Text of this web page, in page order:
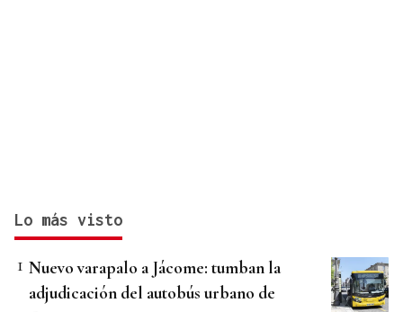
Lo más visto
Nuevo varapalo a Jácome: tumban la
adjudicación del autobús urbano de